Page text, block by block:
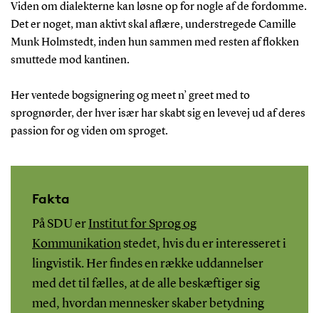
Viden om dialekterne kan løsne op for nogle af de fordomme.
Det er noget, man aktivt skal aflære, understregede Camille
Munk Holmstedt, inden hun sammen med resten af flokken
smuttede mod kantinen.
Her ventede bogsignering og meet n’ greet med to
sprognørder, der hver især har skabt sig en levevej ud af deres
passion for og viden om sproget.
Fakta
På SDU erInstitut for Sprog og
Kommunikationstedet, hvis du er interesseret i
lingvistik. Her findes en række uddannelser
med det til fælles, at de alle beskæftiger sig
med, hvordan mennesker skaber betydning